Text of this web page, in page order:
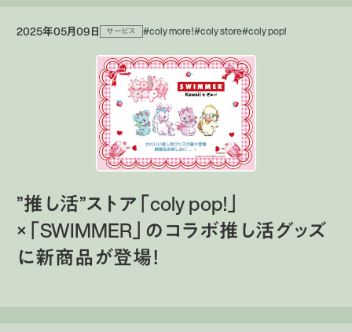
2025年05月09日 サービス #coly more！#coly store#coly pop!
”推し活”ストア「coly pop!」
×「SWIMMER」のコラボ推し活グッズ
に新商品が登場！